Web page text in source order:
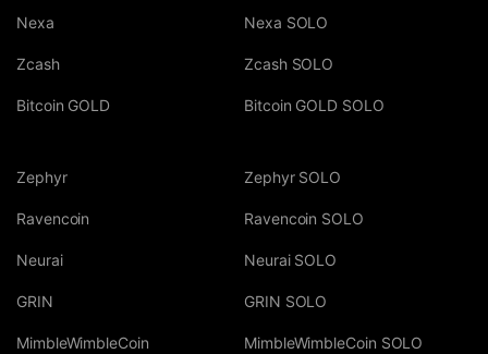
Nexa
Zcash
Bitcoin GOLD
Nexa SOLO
Zcash SOLO
Bitcoin GOLD SOLO
Zephyr
Ravencoin
Neurai
GRIN
MimbleWimbleCoin
Zephyr SOLO
Ravencoin SOLO
Neurai SOLO
GRIN SOLO
MimbleWimbleCoin SOLO